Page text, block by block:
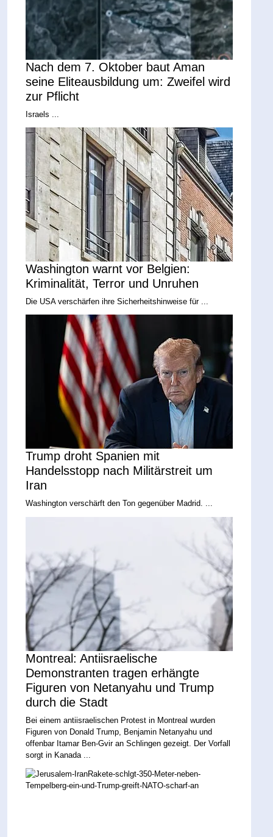
Nach dem 7. Oktober baut Aman
seine Eliteausbildung um: Zweifel wird
zur Pflicht
Israels ...
Washington warnt vor Belgien:
Kriminalität, Terror und Unruhen
Die USA verschärfen ihre Sicherheitshinweise für ...
Trump droht Spanien mit
Handelsstopp nach Militärstreit um
Iran
Washington verschärft den Ton gegenüber Madrid. ...
Montreal: Antiisraelische
Demonstranten tragen erhängte
Figuren von Netanyahu und Trump
durch die Stadt
Bei einem antiisraelischen Protest in Montreal wurden
Figuren von Donald Trump, Benjamin Netanyahu und
offenbar Itamar Ben-Gvir an Schlingen gezeigt. Der Vorfall
sorgt in Kanada ...